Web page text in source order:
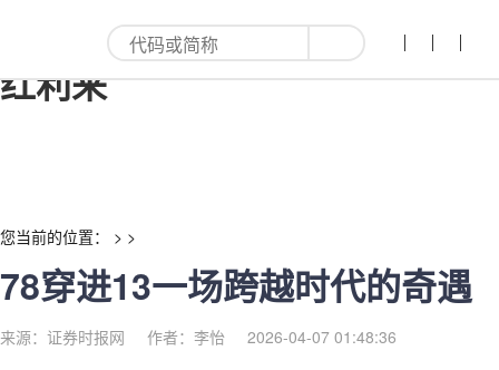
78穿进13一场跨越时代的奇遇-
红利来
您当前的位置： > >
78穿进13一场跨越时代的奇遇
来源：证券时报网 作者：李怡 2026-04-07 01:48:36